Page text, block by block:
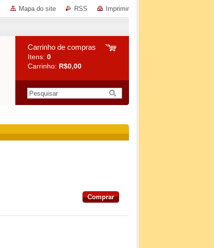
Mapa do site RSS Imprimir
Carrinho de compras
Itens: 0
Carrinho: R$0,00
Comprar